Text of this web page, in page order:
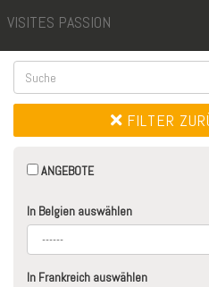
VISITES PASSION
FILTER
ANGEBOTE
In Belgien auswählen
In Frankreich auswählen